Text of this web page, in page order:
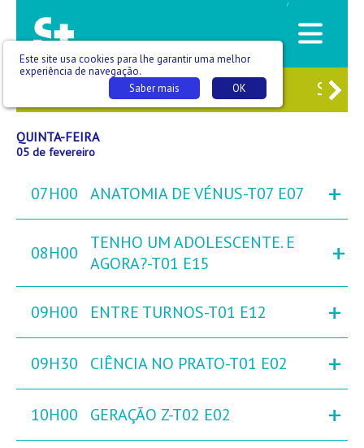
/
QUI05 SEX 06 SÁB
QUINTA-FEIRA
05 de fevereiro
07H00 ANATOMIA DE VÉNUS-T07 E07 +
08H00
TENHO UM ADOLESCENTE. E
AGORA?-T01 E15
+
09H00 ENTRE TURNOS-T01 E12 +
09H30 CIÊNCIA NO PRATO-T01 E02 +
10H00 GERAÇÃO Z-T02 E02 +
Este site usa cookies para lhe garantir uma melhor
experiência de navegação.
OK
Saber mais